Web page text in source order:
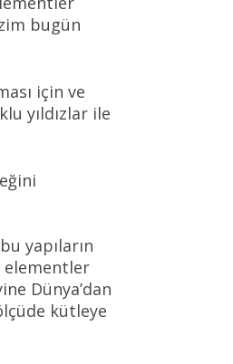
bugün
için ve
yıldızlar ile
yapıların
elementler
Dünya’dan
kütleye